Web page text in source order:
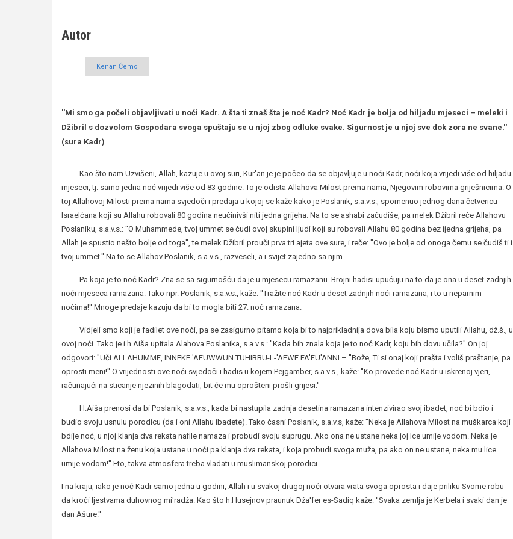
Autor
Kenan Čemo
''Mi smo ga počeli objavljivati u noći Kadr. A šta ti znaš šta je noć Kadr? Noć Kadr je bolja od hiljadu mjeseci – meleki i
Džibril s dozvolom Gospodara svoga spuštaju se u njoj zbog odluke svake. Sigurnost je u njoj sve dok zora ne svane.''
(sura Kadr)
Kao što nam Uzvišeni, Allah, kazuje u ovoj suri, Kur'an je je počeo da se objavljuje u noći Kadr, noći koja vrijedi više od hiljadu
mjeseci, tj. samo jedna noć vrijedi više od 83 godine. To je odista Allahova Milost prema nama, Njegovim robovima griješnicima. O
toj Allahovoj Milosti prema nama svjedoči i predaja u kojoj se kaže kako je Poslanik, s.a.v.s., spomenuo jednog dana četvericu
Israelćana koji su Allahu robovali 80 godina neučinivši niti jedna grijeha. Na to se ashabi začudiše, pa melek Džibril reče Allahovu
Poslaniku, s.a.v.s.: ''O Muhammede, tvoj ummet se čudi ovoj skupini ljudi koji su robovali Allahu 80 godina bez ijedna grijeha, pa
Allah je spustio nešto bolje od toga'', te melek Džibril prouči prva tri ajeta ove sure, i reče: ''Ovo je bolje od onoga čemu se čudiš ti i
tvoj ummet.'' Na to se Allahov Poslanik, s.a.v.s., razveseli, a i svijet zajedno sa njim.
Pa koja je to noć Kadr? Zna se sa sigurnošću da je u mjesecu ramazanu. Brojni hadisi upućuju na to da je ona u deset zadnjih
noći mjeseca ramazana. Tako npr. Poslanik, s.a.v.s., kaže: ''Tražite noć Kadr u deset zadnjih noći ramazana, i to u neparnim
noćima!'' Mnoge predaje kazuju da bi to mogla biti 27. noć ramazana.
Vidjeli smo koji je fadilet ove noći, pa se zasigurno pitamo koja bi to najprikladnija dova bila koju bismo uputili Allahu, dž.š., u
ovoj noći. Tako je i h.Aiša upitala Alahova Poslanika, s.a.v.s.: ''Kada bih znala koja je to noć Kadr, koju bih dovu učila?'' On joj
odgovori: ''Uči ALLAHUMME, INNEKE 'AFUWWUN TUHIBBU-L-'AFWE FA'FU'ANNI – ''Bože, Ti si onaj koji prašta i voliš praštanje, pa
oprosti meni!'' O vrijednosti ove noći svjedoči i hadis u kojem Pejgamber, s.a.v.s., kaže: ''Ko provede noć Kadr u iskrenoj vjeri,
računajući na sticanje njezinih blagodati, bit će mu oprošteni prošli grijesi.''
H.Aiša prenosi da bi Poslanik, s.a.v.s., kada bi nastupila zadnja desetina ramazana intenzivirao svoj ibadet, noć bi bdio i
budio svoju usnulu porodicu (da i oni Allahu ibadete). Tako časni Poslanik, s.a.v.s, kaže: ''Neka je Allahova Milost na muškarca koji
bdije noć, u njoj klanja dva rekata nafile namaza i probudi svoju suprugu. Ako ona ne ustane neka joj lce umije vodom. Neka je
Allahova Milost na ženu koja ustane u noći pa klanja dva rekata, i koja probudi svoga muža, pa ako on ne ustane, neka mu lice
umije vodom!'' Eto, takva atmosfera treba vladati u muslimanskoj porodici.
I na kraju, iako je noć Kadr samo jedna u godini, Allah i u svakoj drugoj noći otvara vrata svoga oprosta i daje priliku Svome robu
da kroči ljestvama duhovnog mi'radža. Kao što h.Husejnov praunuk Dža'fer es-Sadiq kaže: ''Svaka zemlja je Kerbela i svaki dan je
dan Ašure.''